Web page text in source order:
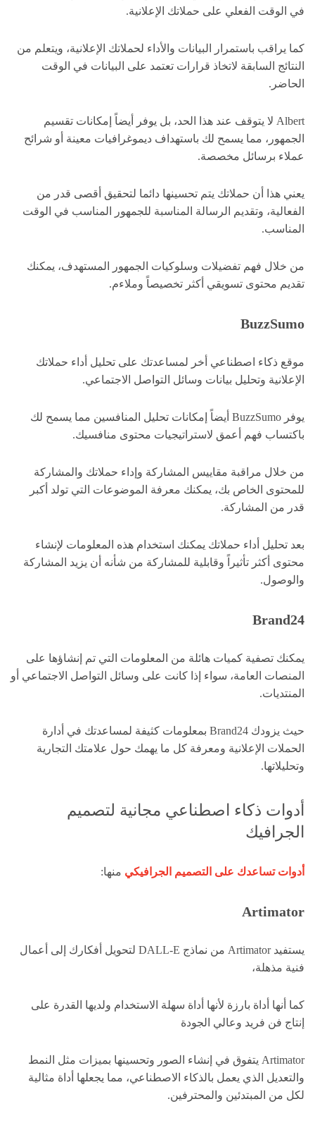
في الوقت الفعلي على حملاتك الإعلانية.
كما يراقب باستمرار البيانات والأداء لحملاتك الإعلانية، ويتعلم من
النتائج السابقة لاتخاذ قرارات تعتمد على البيانات في الوقت
الحاضر.
Albert لا يتوقف عند هذا الحد، بل يوفر أيضاً إمكانات تقسيم
الجمهور، مما يسمح لك باستهداف ديموغرافيات معينة أو شرائح
عملاء برسائل مخصصة.
يعني هذا أن حملاتك يتم تحسينها دائما لتحقيق أقصى قدر من
الفعالية، وتقديم الرسالة المناسبة للجمهور المناسب في الوقت
المناسب.
من خلال فهم تفضيلات وسلوكيات الجمهور المستهدف، يمكنك
تقديم محتوى تسويقي أكثر تخصيصاً وملاءم.
BuzzSumo
موقع ذكاء اصطناعي أخر لمساعدتك على تحليل أداء حملاتك
الإعلانية وتحليل بيانات وسائل التواصل الاجتماعي.
يوفر BuzzSumo أيضاً إمكانات تحليل المنافسين مما يسمح لك
باكتساب فهم أعمق لاستراتيجيات محتوى منافسيك.
من خلال مراقبة مقاييس المشاركة وإداء حملاتك والمشاركة
للمحتوى الخاص بك، يمكنك معرفة الموضوعات التي تولد أكبر
قدر من المشاركة.
بعد تحليل أداء حملاتك يمكنك استخدام هذه المعلومات لإنشاء
محتوى أكثر تأثيراً وقابلية للمشاركة من شأنه أن يزيد المشاركة
والوصول.
Brand24
يمكنك تصفية كميات هائلة من المعلومات التي تم إنشاؤها على
المنصات العامة، سواء إذا كانت على وسائل التواصل الاجتماعي أو
المنتديات.
حيث يزودك Brand24 بمعلومات كثيفة لمساعدتك في أدارة
الحملات الإعلانية ومعرفة كل ما يهمك حول علامتك التجارية
وتحليلاتها.
أدوات ذكاء اصطناعي مجانية لتصميم
الجرافيك
أدوات تساعدك على التصميم الجرافيكي منها:
Artimator
يستفيد Artimator من نماذج DALL-E لتحويل أفكارك إلى أعمال
فنية مذهلة،
كما أنها أداة بارزة لأنها أداة سهلة الاستخدام ولديها القدرة على
إنتاج فن فريد وعالي الجودة
Artimator يتفوق في إنشاء الصور وتحسينها بميزات مثل النمط
والتعديل الذي يعمل بالذكاء الاصطناعي، مما يجعلها أداة مثالية
لكل من المبتدئين والمحترفين.